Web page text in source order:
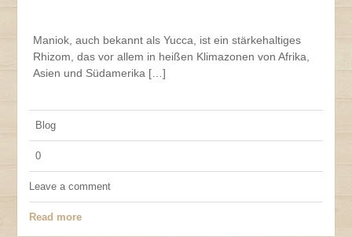
Maniok, auch bekannt als Yucca, ist ein stärkehaltiges
Rhizom, das vor allem in heißen Klimazonen von Afrika,
Asien und Südamerika […]
Blog
0
Leave a comment
Read more